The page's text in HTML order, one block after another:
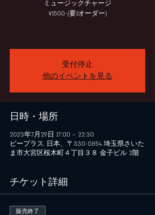
ミュージックチャージ
¥1500-(要1オーダー)
受付停止
他のイベントを見る
日時・場所
2023年7月29日 17:00 – 22:30
ビープラス, 日本、〒330-0854 埼玉県さいた
ま市大宮区桜木町４丁目３８ 金子ビル 2階
チケット詳細
販売終了